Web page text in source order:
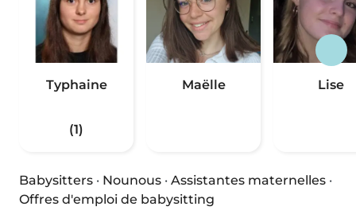
Typhaine
(1)
Maëlle Lise
Babysitters · Nounous · Assistantes maternelles ·
Offres d'emploi de babysitting